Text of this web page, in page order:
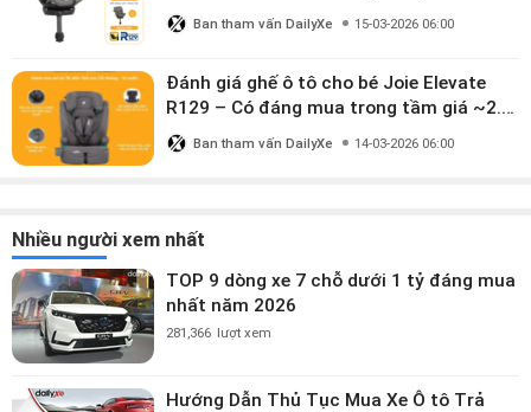
dùng đến 12 năm” có đáng giá gần 9
triệu?
Ban tham vấn DailyXe 15-03-2026 06:00
Đánh giá ghế ô tô cho bé Joie Elevate
R129 – Có đáng mua trong tầm giá ~2.8
triệu?
Ban tham vấn DailyXe 14-03-2026 06:00
Nhiều người xem nhất
TOP 9 dòng xe 7 chỗ dưới 1 tỷ đáng mua
nhất năm 2026
281,366 lượt xem
Hướng Dẫn Thủ Tục Mua Xe Ô tô Trả